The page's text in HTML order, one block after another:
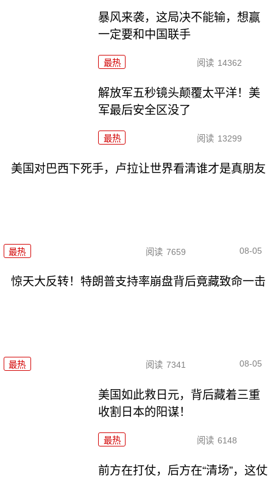
暴风来袭，这局决不能输，想赢
一定要和中国联手
最热 阅读 14362
解放军五秒镜头颠覆太平洋！美
军最后安全区没了
最热 阅读 13299
美国对巴西下死手，卢拉让世界看清谁才是真朋友
最热 阅读 7659 08-05
惊天大反转！特朗普支持率崩盘背后竟藏致命一击
最热 阅读 7341 08-05
美国如此救日元，背后藏着三重
收割日本的阳谋！
最热 阅读 6148
前方在打仗，后方在“清场”，这仗